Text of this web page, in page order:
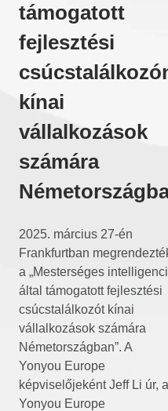
támogatott
fejlesztési
kínai
vállalkozások
számára
2025. március 27-én
Frankfurtban
a „Mesterséges
által támogatott fejlesztési
csúcstalálkozót kínai
vállalkozások számára
Németországban”. A
Yonyou Europe
képviselőjeként Jeff Li úr, a
Yonyou Europe